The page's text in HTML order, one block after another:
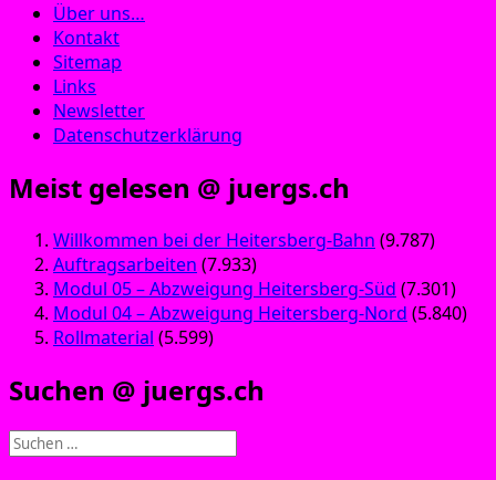
Über uns…
Kontakt
Sitemap
Links
Newsletter
Datenschutzerklärung
Meist gelesen @ juergs.ch
Willkommen bei der Heitersberg-Bahn (9.787)
Auftragsarbeiten (7.933)
Modul 05 – Abzweigung Heitersberg-Süd (7.301)
Modul 04 – Abzweigung Heitersberg-Nord (5.840)
Rollmaterial (5.599)
Suchen @ juergs.ch
Suchen